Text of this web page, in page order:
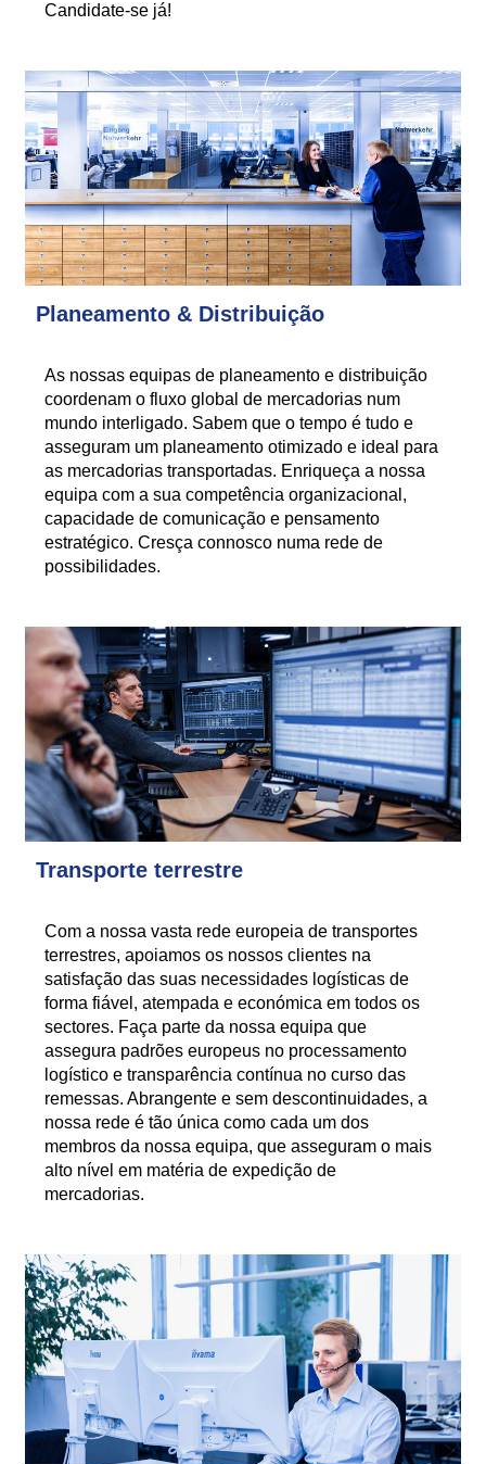
Candidate-se já!
Planeamento & Distribuição
As nossas equipas de planeamento e distribuição
coordenam o fluxo global de mercadorias num
mundo interligado. Sabem que o tempo é tudo e
asseguram um planeamento otimizado e ideal para
as mercadorias transportadas. Enriqueça a nossa
equipa com a sua competência organizacional,
capacidade de comunicação e pensamento
estratégico. Cresça connosco numa rede de
possibilidades.
Transporte terrestre
Com a nossa vasta rede europeia de transportes
terrestres, apoiamos os nossos clientes na
satisfação das suas necessidades logísticas de
forma fiável, atempada e económica em todos os
sectores. Faça parte da nossa equipa que
assegura padrões europeus no processamento
logístico e transparência contínua no curso das
remessas. Abrangente e sem descontinuidades, a
nossa rede é tão única como cada um dos
membros da nossa equipa, que asseguram o mais
alto nível em matéria de expedição de
mercadorias.